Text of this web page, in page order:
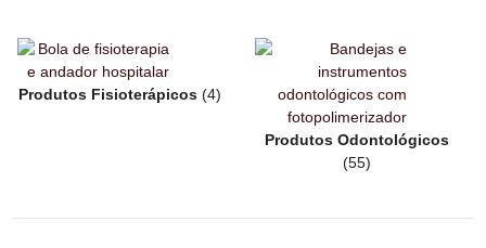
Produtos Fisioterápicos (4)
Produtos Odontológicos
(55)